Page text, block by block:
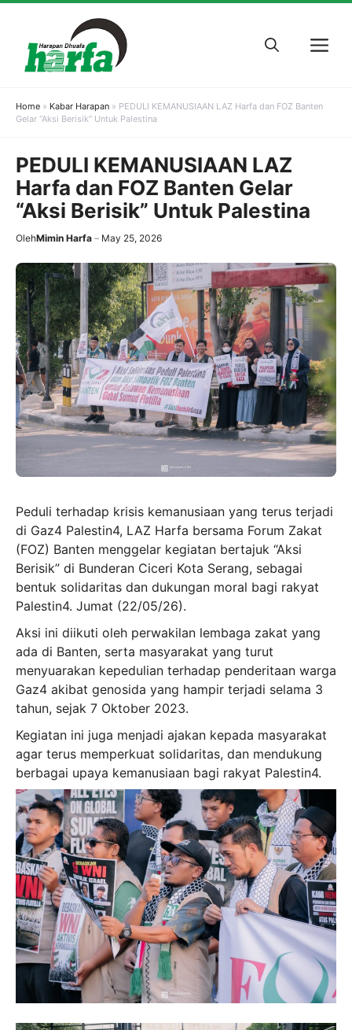
content
Home » Kabar Harapan » PEDULI KEMANUSIAAN LAZ Harfa dan FOZ Banten
Gelar “Aksi Berisik” Untuk Palestina
PEDULI KEMANUSIAAN LAZ
Harfa dan FOZ Banten Gelar
“Aksi Berisik” Untuk Palestina
OlehMimin Harfa May 25, 2026
Peduli terhadap krisis kemanusiaan yang terus terjadi
di Gaz4 Palestin4, LAZ Harfa bersama Forum Zakat
(FOZ) Banten menggelar kegiatan bertajuk “Aksi
Berisik” di Bunderan Ciceri Kota Serang, sebagai
bentuk solidaritas dan dukungan moral bagi rakyat
Palestin4. Jumat (22/05/26).
Aksi ini diikuti oleh perwakilan lembaga zakat yang
ada di Banten, serta masyarakat yang turut
menyuarakan kepedulian terhadap penderitaan warga
Gaz4 akibat genosida yang hampir terjadi selama 3
tahun, sejak 7 Oktober 2023.
Kegiatan ini juga menjadi ajakan kepada masyarakat
agar terus memperkuat solidaritas, dan mendukung
berbagai upaya kemanusiaan bagi rakyat Palestin4.